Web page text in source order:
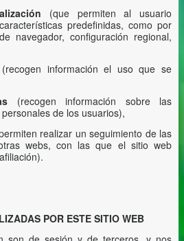
(que permiten al usuario
predefinidas, como por
navegador, configuración regional,
información el uso que se
(recogen información sobre las
de los usuarios),
realizar un seguimiento de las
webs, con las que el sitio web
POR ESTE SITIO WEB